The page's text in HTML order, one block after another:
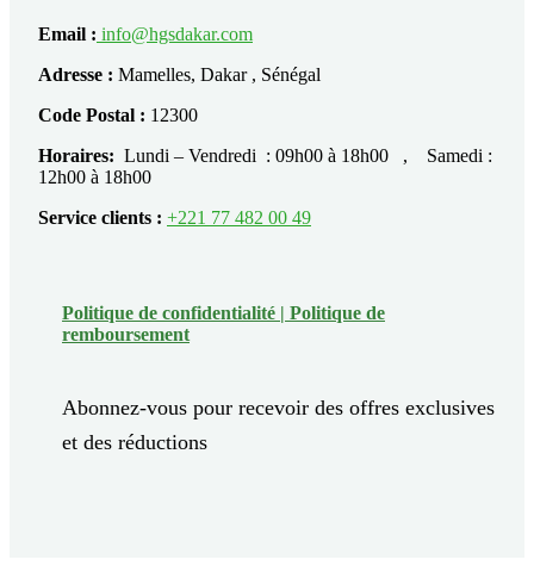
Email : info@hgsdakar.com
Adresse : Mamelles, Dakar , Sénégal
Code Postal : 12300
Horaires: Lundi – Vendredi : 09h00 à 18h00 , Samedi :
12h00 à 18h00
Service clients : +221 77 482 00 49
Politique de confidentialité | Politique de
remboursement
Abonnez-vous pour recevoir des offres exclusives
et des réductions